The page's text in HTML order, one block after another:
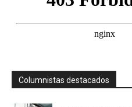
Columnistas destacados